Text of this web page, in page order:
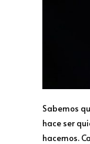
Sabemos
hace ser
hacemos.